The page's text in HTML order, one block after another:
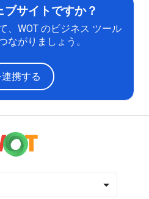
サイトですか？
、WOT のビジネス ツール
ながりましょう。
携する